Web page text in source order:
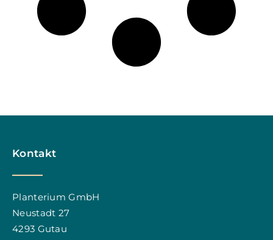
Kontakt
Planterium GmbH
Neustadt 27
4293 Gutau